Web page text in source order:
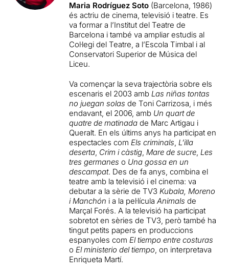
Maria Rodríguez Soto (Barcelona, 1986)
és actriu de cinema, televisió i teatre. Es
va formar a l’Institut del Teatre de
Barcelona i també va ampliar estudis al
Col·legi del Teatre, a l’Escola Timbal i al
Conservatori Superior de Música del
Liceu.
Va començar la seva trajectòria sobre els
escenaris el 2003 ambLas niñas tontas
no juegan solas de Toni Carrizosa, i més
endavant, el 2006, amb Un quart de
quatre de matinada de Marc Artigau i
Queralt. En els últims anys ha participat en
espectacles comEls criminals,L’illa
deserta, Crim i càstig,Mare de sucre,Les
tres germanes o Una gossa en un
descampat. Des de fa anys, combina el
teatre amb la televisió i el cinema: va
debutar a la sèrie de TV3Kubala, Moreno
i Manchón i a la pel·lículaAnimals de
Marçal Forés. A la televisió ha participat
sobretot en sèries de TV3, però també ha
tingut petits papers en produccions
espanyoles comEl tiempo entre costuras
oEl ministerio del tiempo, on interpretava
Enriqueta Martí.